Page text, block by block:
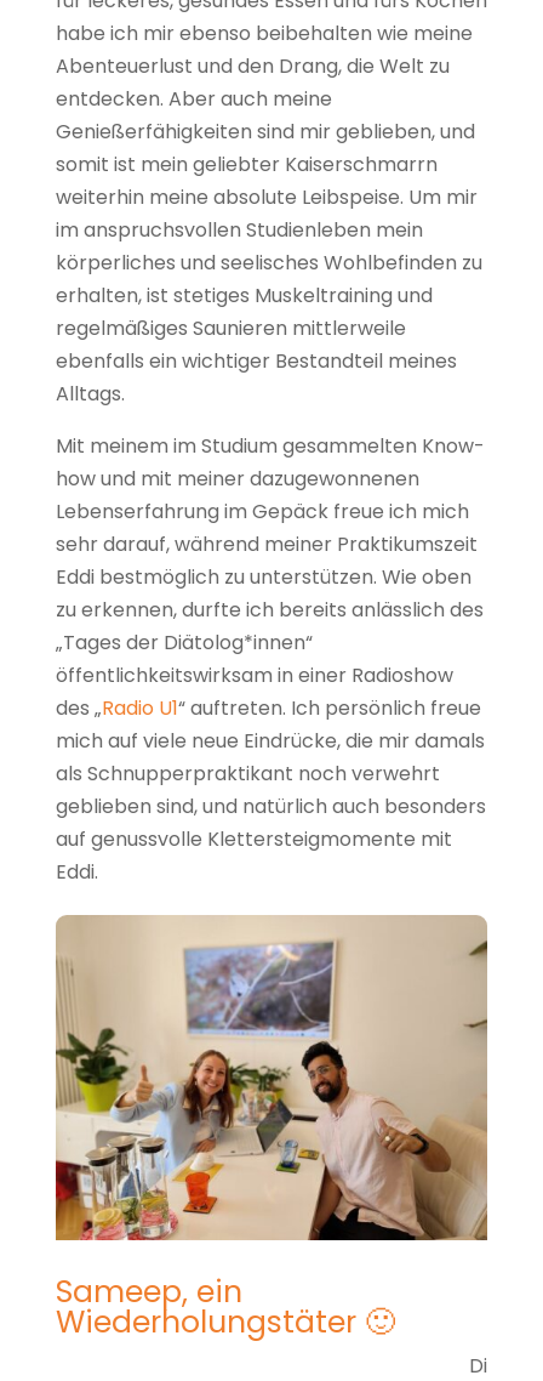
habe ich mir ebenso beibehalten wie meine
Abenteuerlust und den Drang, die Welt zu
entdecken. Aber auch meine
Genießerfähigkeiten sind mir geblieben, und
somit ist mein geliebter Kaiserschmarrn
weiterhin meine absolute Leibspeise. Um mir
im anspruchsvollen Studienleben mein
körperliches und seelisches Wohlbefinden zu
erhalten, ist stetiges Muskeltraining und
regelmäßiges Saunieren mittlerweile
ebenfalls ein wichtiger Bestandteil meines
Alltags.
Mit meinem im Studium gesammelten Know-
how und mit meiner dazugewonnenen
Lebenserfahrung im Gepäck freue ich mich
sehr darauf, während meiner Praktikumszeit
Eddi bestmöglich zu unterstützen. Wie oben
zu erkennen, durfte ich bereits anlässlich des
„Tages der Diätolog*innen“
öffentlichkeitswirksam in einer Radioshow
des „Radio U1“ auftreten. Ich persönlich freue
mich auf viele neue Eindrücke, die mir damals
als Schnupperpraktikant noch verwehrt
geblieben sind, und natürlich auch besonders
auf genussvolle Klettersteigmomente mit
Eddi.
Auf ein wundervolles Praktikum in Innsbruck!
Alles Liebe Matti
Sameep, ein
Wiederholungstäter 🙂
Di